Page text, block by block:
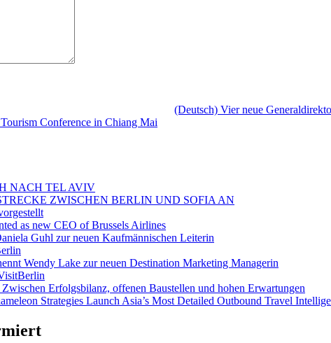
(Deutsch) Vier neue
Conference in Chiang Mai
NACH TEL AVIV
ZWISCHEN BERLIN UND SOFIA AN
as new CEO of Brussels Airlines
Guhl zur neuen Kaufmännischen Leiterin
Wendy Lake zur neuen Destination Marketing Managerin
Erfolgsbilanz, offenen Baustellen und hohen Erwartungen
Strategies Launch Asia’s Most Detailed Outbound Travel